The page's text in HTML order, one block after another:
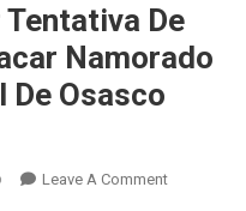
De
Namorado
De Osasco
Leave A CommentOn